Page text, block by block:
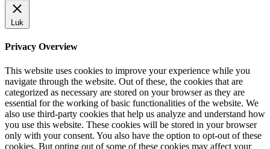
Luk
Privacy Overview
This website uses cookies to improve your experience while you
navigate through the website. Out of these, the cookies that are
categorized as necessary are stored on your browser as they are
essential for the working of basic functionalities of the website. We
also use third-party cookies that help us analyze and understand how
you use this website. These cookies will be stored in your browser
only with your consent. You also have the option to opt-out of these
cookies. But opting out of some of these cookies may affect your